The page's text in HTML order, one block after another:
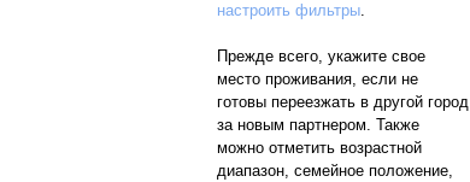
настроить фильтры.
Прежде всего, укажите свое
место проживания, если не
готовы переезжать в другой город
за новым партнером. Также
можно отметить возрастной
диапазон, семейное положение,